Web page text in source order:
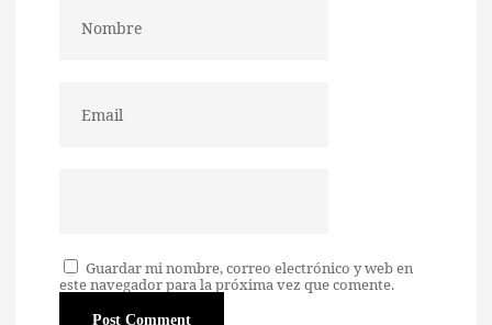
Guardar mi nombre, correo electrónico y web en
este navegador para la próxima vez que comente.